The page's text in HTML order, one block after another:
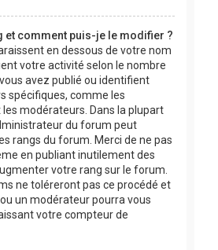
et comment puis-je le modifier ?
en dessous de votre nom
votre activité selon le nombre
avez publié ou identifient
spécifiques, comme les
modérateurs. Dans la plupart
du forum peut
rangs du forum. Merci de ne pas
en publiant inutilement des
votre rang sur le forum.
ne toléreront pas ce procédé et
un modérateur pourra vous
votre compteur de